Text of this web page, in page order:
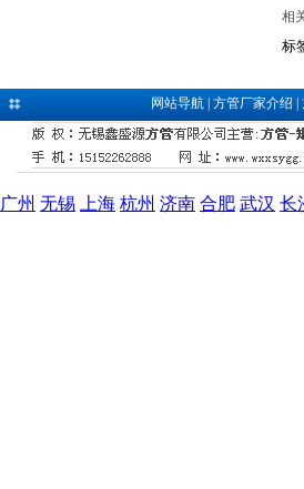
相
标
网站导航| 方管厂家介绍
广州 无锡 上海 杭州 济南 合肥 武汉 长